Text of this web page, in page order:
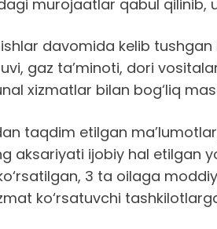
murojaatlar qabul qilinib,
davomida kelib
gaz ta’minoti, dori
xizmatlar bilan bog‘liq
taqdim etilgan
aksariyati ijobiy hal etilgan
3 ta oilaga
ko‘rsatuvchi